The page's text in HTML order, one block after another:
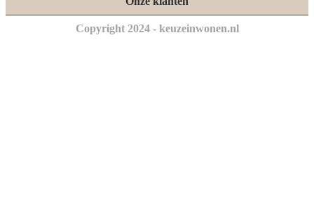
Copyright 2024 - keuzeinwonen.nl